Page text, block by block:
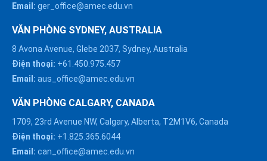
Email: ger_office@amec.edu.vn
VĂN PHÒNG SYDNEY, AUSTRALIA
8 Avona Avenue, Glebe 2037, Sydney, Australia
Điện thoại: +61.450.975.457
Email: aus_office@amec.edu.vn
VĂN PHÒNG CALGARY, CANADA
1709, 23rd Avenue NW, Calgary, Alberta, T2M1V6, Canada
Điện thoại: +1.825.365.6044
Email: can_office@amec.edu.vn